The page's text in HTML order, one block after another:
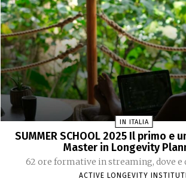
IN ITALIA
SUMMER SCHOOL 2025 Il primo e
Master in Longevity
62 ore formative in streaming, dove e
ACTIVE LONGEVITY